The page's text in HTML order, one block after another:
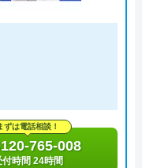
ずは電話相談！
765-008
付時間 24時間